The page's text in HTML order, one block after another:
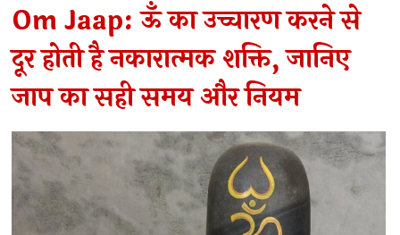
Om Jaap: ऊँ का उच्चारण करने से
दूर होती है नकारात्मक शक्ति, जानिए
जाप का सही समय और नियम